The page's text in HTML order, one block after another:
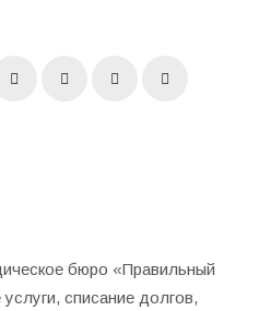
бюро «Правильный
списание долгов,